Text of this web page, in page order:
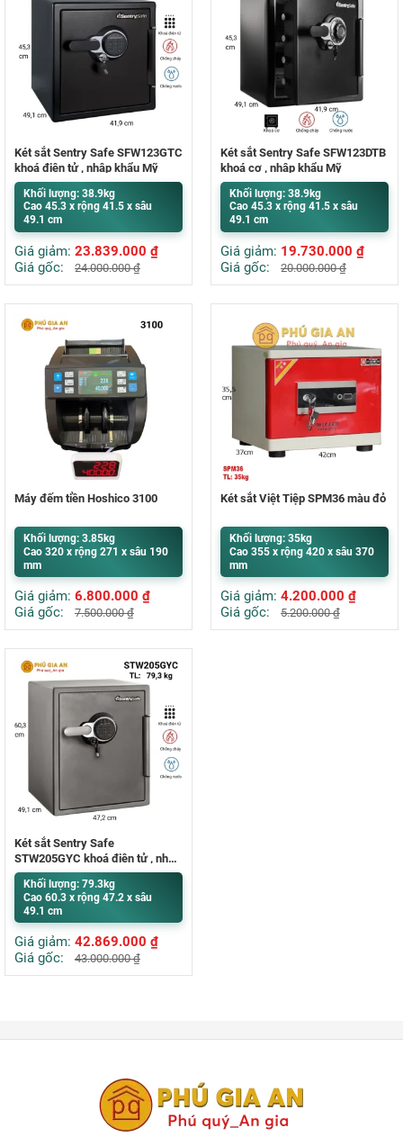
Két sắt Sentry Safe SFW123GTC
khoá điện tử , nhập khẩu Mỹ
Khối lượng: 38.9kg
Cao 45.3 x rộng 41.5 x sâu
49.1 cm
Giá giảm: 23.839.000 ₫
Giá gốc:
24.000.000₫
Két sắt Sentry Safe SFW123DTB
khoá cơ , nhập khẩu Mỹ
Khối lượng: 38.9kg
Cao 45.3 x rộng 41.5 x sâu
49.1 cm
Giá giảm: 19.730.000 ₫
Giá gốc:
20.000.000₫
Máy đếm tiền Hoshico 3100
Khối lượng: 3.85kg
Cao 320 x rộng 271 x sâu 190
mm
Giá giảm: 6.800.000 ₫
Giá gốc:
7.500.000₫
Két sắt Việt Tiệp SPM36 màu đỏ
Khối lượng: 35kg
Cao 355 x rộng 420 x sâu 370
mm
Giá giảm: 4.200.000 ₫
Giá gốc:
5.200.000₫
Két sắt Sentry Safe
STW205GYC khoá điện tử , nhập
khẩu Mỹ
Khối lượng: 79.3kg
Cao 60.3 x rộng 47.2 x sâu
49.1 cm
Giá giảm: 42.869.000 ₫
Giá gốc:
43.000.000₫